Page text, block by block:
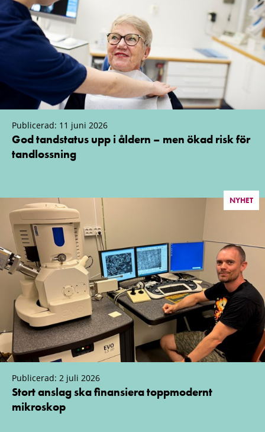
Publicerad: 11 juni 2026
God tandstatus upp i åldern – men ökad risk för
tandlossning
NYHET
Publicerad: 2 juli 2026
Stort anslag ska finansiera toppmodernt
mikroskop